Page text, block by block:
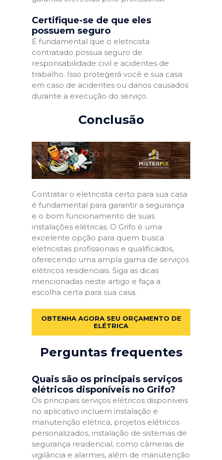
Certifique-se de que eles
possuem seguro
É fundamental que o eletricista
contratado possua seguro de
responsabilidade civil e acidentes de
trabalho. Isso protegerá você e sua casa
em caso de acidentes ou danos causados
durante a execução do serviço.
Conclusão
Contratar o eletricista certo para sua casa
é fundamental para garantir a segurança
e o bom funcionamento de suas
instalações elétricas. O Grifo é uma
excelente opção para quem busca
eletricistas profissionais e qualificados,
oferecendo uma ampla gama de serviços
elétricos residenciais. Siga as dicas
mencionadas neste artigo e faça a
escolha certa para sua casa.
OBTENHA AGORA SEU ORÇAMENTO DE
ELÉTRICA
Perguntas frequentes
Quais são os principais serviços
elétricos disponíveis no Grifo?
Os principais serviços elétricos disponíveis
no aplicativo incluem instalação e
manutenção elétrica, projetos elétricos
personalizados, instalação de sistemas de
segurança residencial, como câmeras de
vigilância e alarmes, além de manutenção